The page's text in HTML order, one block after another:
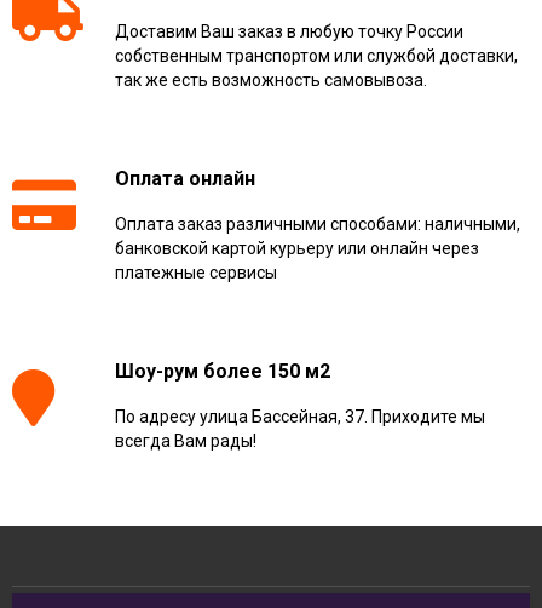
Доставим Ваш заказ в любую точку России
собственным транспортом или службой доставки,
так же есть возможность самовывоза.
Оплата онлайн
Оплата заказ различными способами: наличными,
банковской картой курьеру или онлайн через
платежные сервисы
Шоу-рум более 150 м2
По адресу улица Бассейная, 37. Приходите мы
всегда Вам рады!